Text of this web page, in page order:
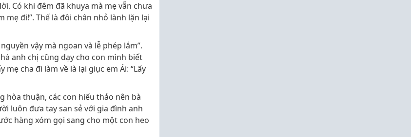
Có khi đêm đã khuya mà mẹ vẫn chưa
mẹ đi!”. Thế là đôi chân nhỏ lành lặn lại
vậy mà ngoan và lễ phép lắm”.
anh chị cũng dạy cho con mình biết
cha đi làm về là lại giục em Ái: “Lấy
hòa thuận, các con hiếu thảo nên bà
luôn đưa tay san sẻ với gia đình anh
hàng xóm gọi sang cho một con heo